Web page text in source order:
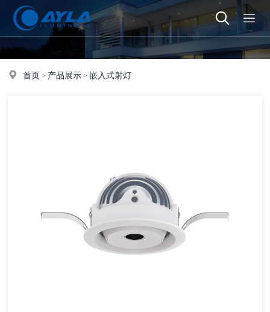
首页 >产品展示 >嵌入式射灯